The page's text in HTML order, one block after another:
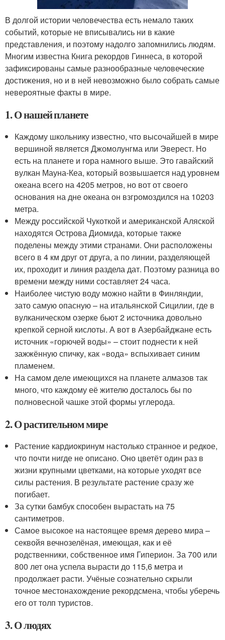
В долгой истории человечества есть немало таких
событий, которые не вписывались ни в какие
представления, и поэтому надолго запомнились людям.
Многим известна Книга рекордов Гиннеса, в которой
зафиксированы самые разнообразные человеческие
достижения, но и в ней невозможно было собрать самые
невероятные факты в мире.
1. О нашей планете
Каждому школьнику известно, что высочайшей в мире
вершиной является Джомолунгма или Эверест. Но
есть на планете и гора намного выше. Это гавайский
вулкан Мауна-Кеа, который возвышается над уровнем
океана всего на 4205 метров, но вот от своего
основания на дне океана он взгромоздился на 10203
метра.
Между российской Чукоткой и американской Аляской
находятся Острова Диомида, которые также
поделены между этими странами. Они расположены
всего в 4 км друг от друга, а по линии, разделяющей
их, проходит и линия раздела дат. Поэтому разница во
времени между ними составляет 24 часа.
Наиболее чистую воду можно найти в Финляндии,
зато самую опасную – на итальянской Сицилии, где в
вулканическом озерке бьют 2 источника довольно
крепкой серной кислоты. А вот в Азербайджане есть
источник «горючей воды» – стоит поднести к ней
зажжённую спичку, как «вода» вспыхивает синим
пламенем.
На самом деле имеющихся на планете алмазов так
много, что каждому её жителю досталось бы по
полновесной чашке этой формы углерода.
2. О растительном мире
Растение кардиокринум настолько странное и редкое,
что почти нигде не описано. Оно цветёт один раз в
жизни крупными цветками, на которые уходят все
силы растения. В результате растение сразу же
погибает.
За сутки бамбук способен вырастать на 75
сантиметров.
Самое высокое на настоящее время дерево мира –
секвойя вечнозелёная, имеющая, как и её
родственники, собственное имя Гиперион. За 700 или
800 лет она успела вырасти до 115,6 метра и
продолжает расти. Учёные сознательно скрыли
точное местонахождение рекордсмена, чтобы уберечь
его от толп туристов.
3. О людях